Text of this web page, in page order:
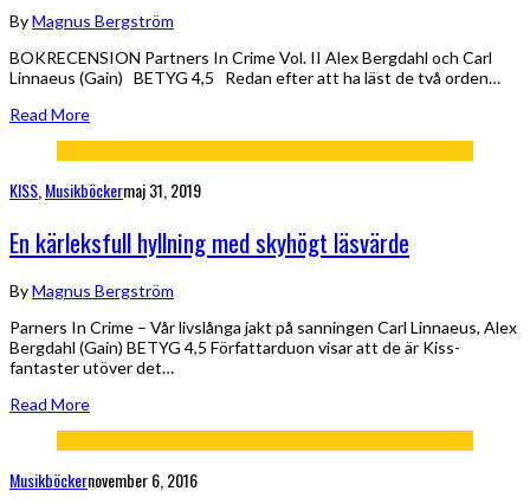
ByMagnus Bergström
BOKRECENSION Partners In Crime Vol. II Alex Bergdahl och Carl
Linnaeus (Gain) BETYG 4,5 Redan efter att ha läst de två orden…
Read More
KISS,Musikböckermaj 31, 2019
En kärleksfull hyllning med skyhögt läsvärde
ByMagnus Bergström
Parners In Crime – Vår livslånga jakt på sanningen Carl Linnaeus, Alex
Bergdahl (Gain) BETYG 4,5 Författarduon visar att de är Kiss-
fantaster utöver det…
Read More
Musikböckernovember 6, 2016